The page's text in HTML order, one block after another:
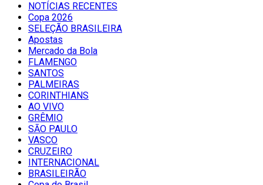
NOTÍCIAS RECENTES
Copa 2026
SELEÇÃO BRASILEIRA
Apostas
Mercado da Bola
FLAMENGO
SANTOS
PALMEIRAS
CORINTHIANS
AO VIVO
GRÊMIO
SĀO PAULO
VASCO
CRUZEIRO
INTERNACIONAL
BRASILEIRÃO